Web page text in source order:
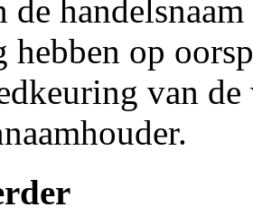
de
hebben op
van